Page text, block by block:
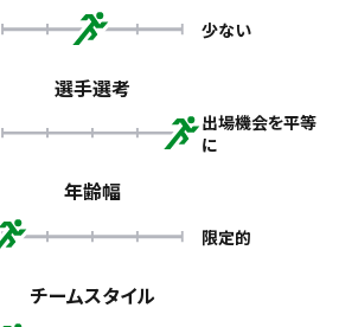
少ない
選手選考
出場機会を平等
に
年齢幅
限定的
チームスタイル